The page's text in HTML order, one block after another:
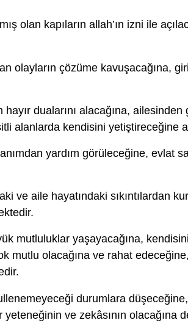
olan kapıların allah’ın izni ile
olayların çözüme kavuşacağına,
hayır dualarını alacağına,
alanlarda kendisini yetiştireceğine
yardım görüleceğine, evlat
ve aile hayatındaki sıkıntılardan
mutluluklar yaşayacağına,
mutlu olacağına ve rahat edeceğine,
durumlara
ve zekâsının olacağına